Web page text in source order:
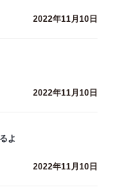
2022年11月10日
2022年11月10日
よ
2022年11月10日